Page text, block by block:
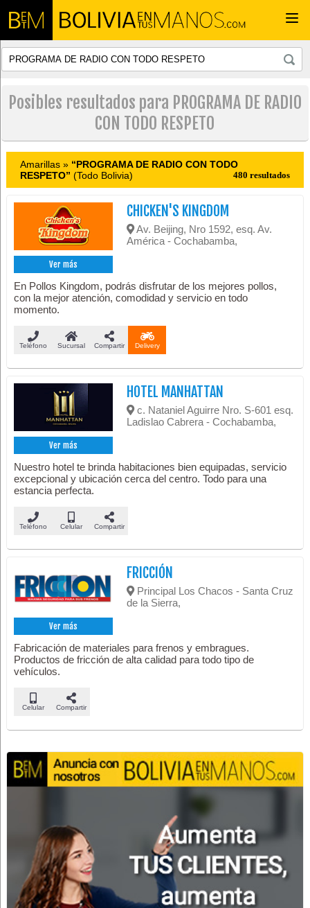
Posibles resultados para PROGRAMA DE RADIO
CON TODO RESPETO
Amarillas » “PROGRAMA DE RADIO CON TODO
RESPETO” (Todo Bolivia) 480 resultados
Ver más
CHICKEN'S KINGDOM
Av. Beijing, Nro 1592, esq. Av.
América - Cochabamba,
En Pollos Kingdom, podrás disfrutar de los mejores pollos,
con la mejor atención, comodidad y servicio en todo
momento.
Teléfono Sucursal Compartir Delivery
Ver más
HOTEL MANHATTAN
c. Nataniel Aguirre Nro. S-601 esq.
Ladislao Cabrera - Cochabamba,
Nuestro hotel te brinda habitaciones bien equipadas, servicio
excepcional y ubicación cerca del centro. Todo para una
estancia perfecta.
Teléfono Celular Compartir
Ver más
FRICCIÓN
Principal Los Chacos - Santa Cruz
de la Sierra,
Fabricación de materiales para frenos y embragues.
Productos de fricción de alta calidad para todo tipo de
vehículos.
Celular Compartir